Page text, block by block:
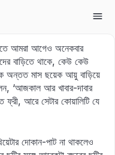
আমরা আগেও অনেকবার
বাড়িতে থাকে, কেউ কেউ
অন্তত মাস ছয়েক আয়ু বাড়িয়ে
‘আজকাল আর খাবার-দাবার
আরে সেটার কোয়ালিটি যে
দোকান-পাট না থাকলেও
Sign up